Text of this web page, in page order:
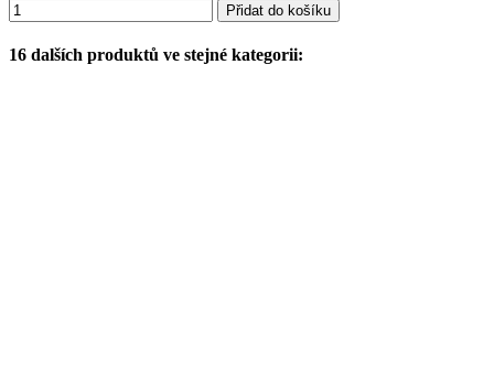
Přidat do košíku
16 dalších produktů ve stejné kategorii: